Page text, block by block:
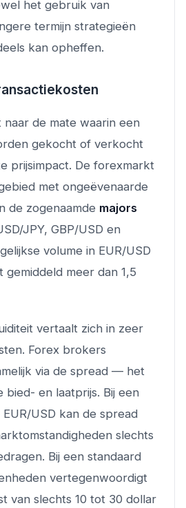
het gebruik van
termijn strategieën
kan opheffen.
naar de mate waarin een
gekocht of verkocht
prijsimpact. De forexmarkt
met ongeëvenaarde
de zogenaamde majors
JPY, GBP/USD en
volume in EUR/USD
gemiddeld meer dan 1,5
vertaalt zich in zeer
Forex brokers
via de spread — het
bied- en laatprijs. Bij een
USD kan de spread
slechts
Bij een standaard
vertegenwoordigt
van slechts 10 tot 30 dollar